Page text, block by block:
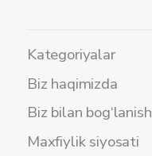
Kategoriyalar
Biz haqimizda
Biz bilan bog‘lanish
Maxfiylik siyosati